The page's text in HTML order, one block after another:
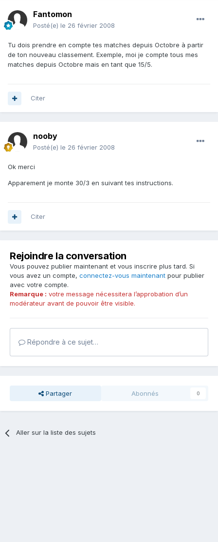
Fantomon
Posté(e) le 26 février 2008
Tu dois prendre en compte tes matches depuis Octobre à partir
de ton nouveau classement. Exemple, moi je compte tous mes
matches depuis Octobre mais en tant que 15/5.
Citer
nooby
Posté(e) le 26 février 2008
Ok merci
Apparement je monte 30/3 en suivant tes instructions.
Citer
Rejoindre la conversation
Vous pouvez publier maintenant et vous inscrire plus tard. Si
vous avez un compte, connectez-vous maintenant pour publier
avec votre compte.
Remarque : votre message nécessitera l’approbation d’un
modérateur avant de pouvoir être visible.
Répondre à ce sujet…
Partager Abonnés 0
Aller sur la liste des sujets